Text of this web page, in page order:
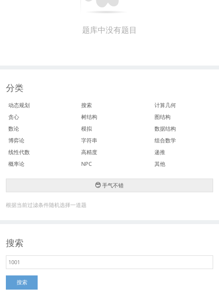
题库中没有题目
分类
动态规划 搜索
计算几何
贪心
树结构
图结构
数论
模拟
数据结构
博弈论
字符串
组合数学
线性代数
高精度
递推
概率论
NPC 其他
手气不错
根据当前过滤条件随机选择一道题
搜索
搜索